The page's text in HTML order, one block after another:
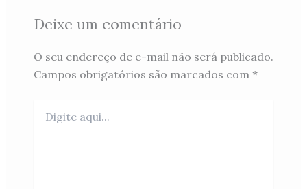
Deixe um comentário
O seu endereço de e-mail não será publicado.
Campos obrigatórios são marcados com *
aqui...